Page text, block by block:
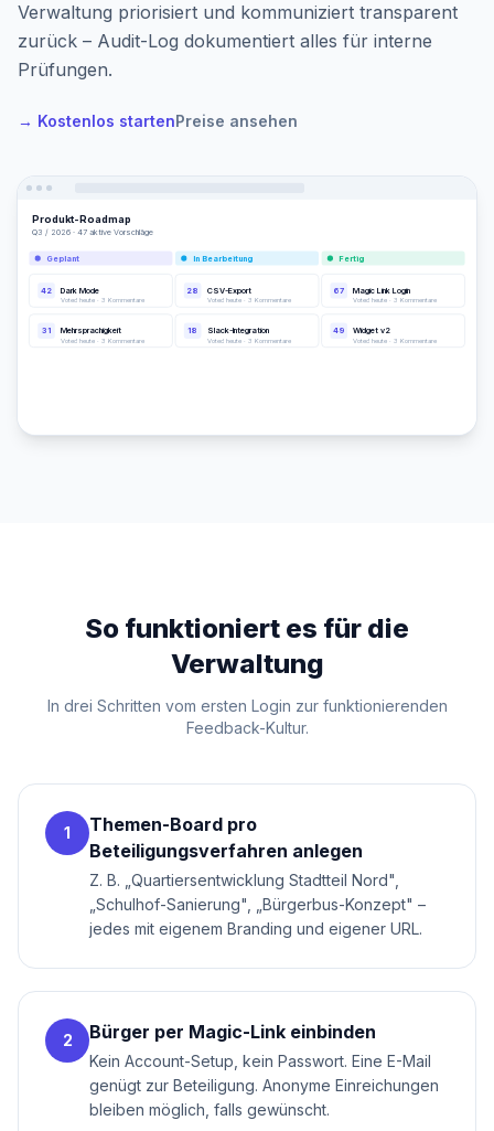
Verwaltung priorisiert und kommuniziert transparent
zurück – Audit-Log dokumentiert alles für interne
Prüfungen.
→ Kostenlos startenPreise ansehen
Produkt-Roadmap
Q3 / 2026 · 47 aktive Vorschläge
Geplant
42 Dark Mode
Voted heute · 3 Kommentare
31 Mehrsprachigkeit
Voted heute · 3 Kommentare
In Bearbeitung
28 CSV-Export
Voted heute · 3 Kommentare
18 Slack-Integration
Voted heute · 3 Kommentare
Fertig
67 Magic Link Login
Voted heute · 3 Kommentare
49 Widget v2
Voted heute · 3 Kommentare
So funktioniert es für die
Verwaltung
In drei Schritten vom ersten Login zur funktionierenden
Feedback-Kultur.
1
Themen-Board pro
Beteiligungsverfahren anlegen
Z. B. „Quartiersentwicklung Stadtteil Nord",
„Schulhof-Sanierung", „Bürgerbus-Konzept" –
jedes mit eigenem Branding und eigener URL.
2 Bürger per Magic-Link einbinden
Kein Account-Setup, kein Passwort. Eine E-Mail
genügt zur Beteiligung. Anonyme Einreichungen
bleiben möglich, falls gewünscht.